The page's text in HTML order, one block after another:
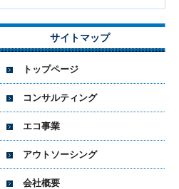
サイトマップ
トップページ
コンサルティング
エコ事業
アウトソーシング
会社概要